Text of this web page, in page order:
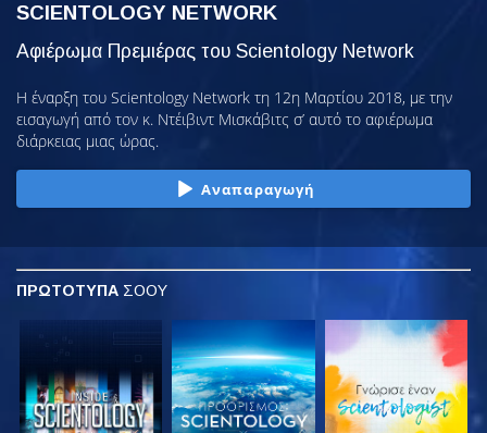
SCIENTOLOGY NETWORK
Αφιέρωμα Πρεμιέρας του Scientology Network
Η έναρξη του Scientology Network τη 12η Μαρτίου 2018, με την
εισαγωγή από τον κ. Ντέιβιντ Μισκάβιτς σ’ αυτό το αφιέρωμα
διάρκειας μιας ώρας.
Αναπαραγωγή
ΠΡΩΤΟΤΥΠΑ ΣΟΟΥ